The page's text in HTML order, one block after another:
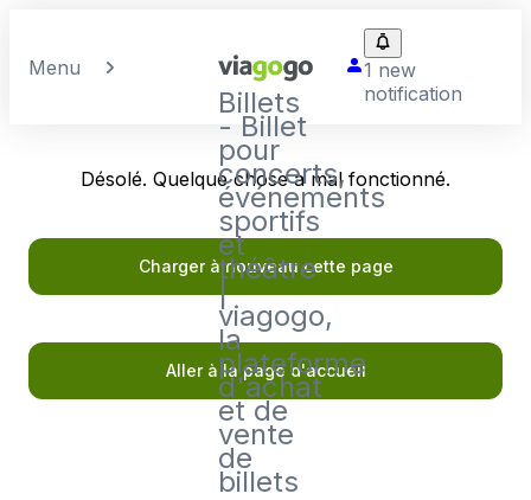
Menu
Billets
- Billet
pour
concerts,
événements
sportifs
et
théâtre
|
viagogo,
la
plateforme
d'achat
et de
vente
de
billets
1 new
notification
Désolé. Quelque chose a mal fonctionné.
Charger à nouveau cette page
Aller à la page d'accueil